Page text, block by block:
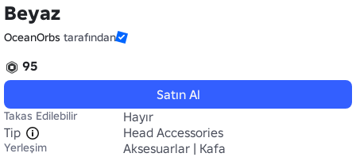
Beyaz
OceanOrbs tarafından
95
Satın Al
Takas Edilebilir
Hayır
Tip
Head Accessories
Yerleşim
Aksesuarlar | Kafa